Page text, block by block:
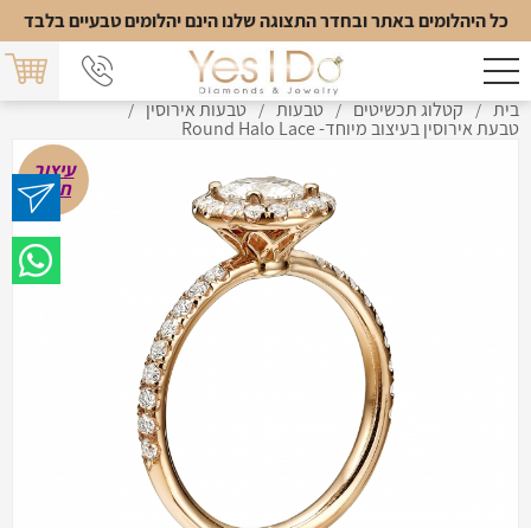
כל היהלומים באתר ובחדר התצוגה שלנו הינם יהלומים טבעיים בלבד
בית / קטלוג תכשיטים / טבעות / טבעות אירוסין /
טבעת אירוסין בעיצוב מיוחד- Round Halo Lace
עיצוב
חדש